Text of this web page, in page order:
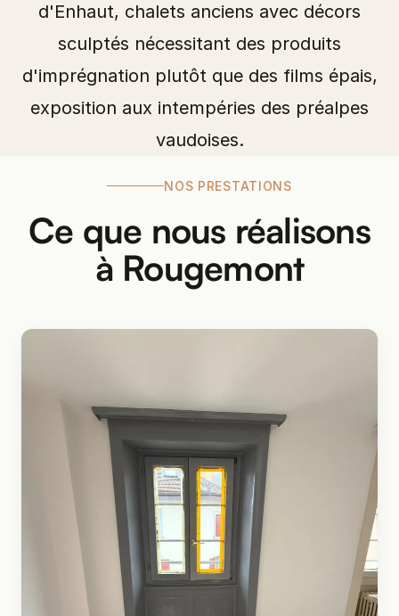
d'Enhaut, chalets anciens avec décors
sculptés nécessitant des produits
d'imprégnation plutôt que des films épais,
exposition aux intempéries des préalpes
vaudoises.
NOS PRESTATIONS
Ce que nous réalisons
à Rougemont